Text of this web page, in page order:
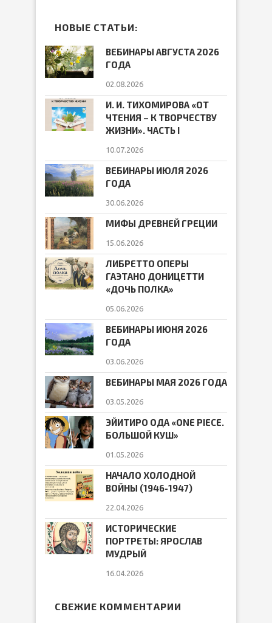
НОВЫЕ СТАТЬИ:
ВЕБИНАРЫ АВГУСТА 2026
ГОДА
02.08.2026
И. И. ТИХОМИРОВА «ОТ
ЧТЕНИЯ – К ТВОРЧЕСТВУ
ЖИЗНИ». ЧАСТЬ I
10.07.2026
ВЕБИНАРЫ ИЮЛЯ 2026
ГОДА
30.06.2026
МИФЫ ДРЕВНЕЙ ГРЕЦИИ
15.06.2026
ЛИБРЕТТО ОПЕРЫ
ГАЭТАНО ДОНИЦЕТТИ
«ДОЧЬ ПОЛКА»
05.06.2026
ВЕБИНАРЫ ИЮНЯ 2026
ГОДА
03.06.2026
ВЕБИНАРЫ МАЯ 2026 ГОДА
03.05.2026
ЭЙИТИРО ОДА «ONE PIECE.
БОЛЬШОЙ КУШ»
01.05.2026
НАЧАЛО ХОЛОДНОЙ
ВОЙНЫ (1946-1947)
22.04.2026
ИСТОРИЧЕСКИЕ
ПОРТРЕТЫ: ЯРОСЛАВ
МУДРЫЙ
16.04.2026
СВЕЖИЕ КОММЕНТАРИИ